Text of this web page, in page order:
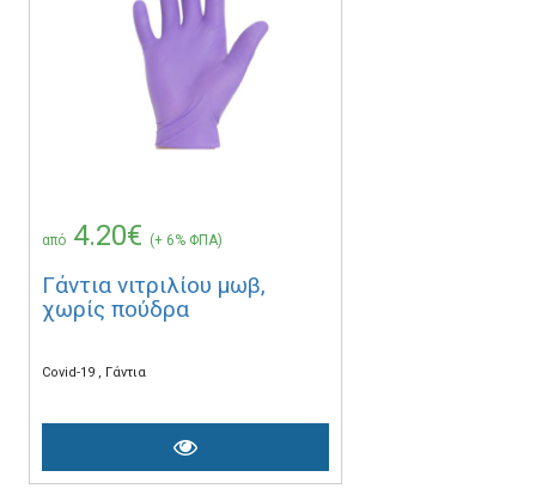
από 4.20€ (+ 6% ΦΠΑ)
Γάντια νιτριλίου μωβ,
χωρίς πούδρα
Covid-19 Γάντια